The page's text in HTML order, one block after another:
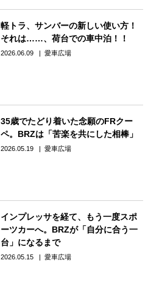
軽トラ、サンバーの新しい使い方！
それは……、荷台での車中泊！！
2026.06.09 愛車広場
35歳でたどり着いた念願のFRクー
ペ。BRZは「苦楽を共にした相棒」
2026.05.19 愛車広場
インプレッサを経て、もう一度スポ
ーツカーへ。BRZが「自分に合う一
台」になるまで
2026.05.15 愛車広場